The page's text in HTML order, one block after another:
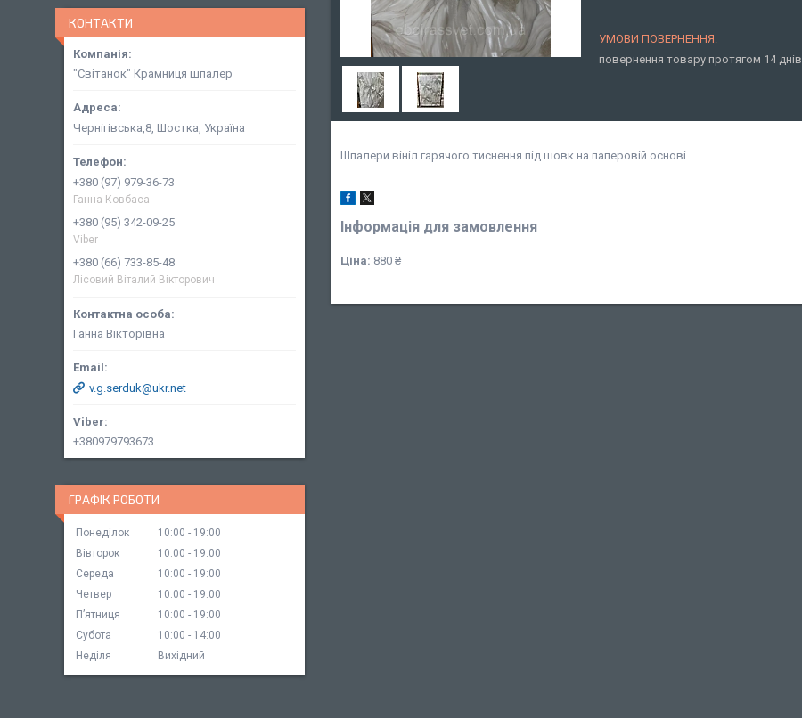
повернення товару протягом 14 днів
Шпалери вініл гарячого тиснення під шовк на паперовій основі
Інформація для замовлення
Ціна: 880 ₴
КОНТАКТИ
"Світанок" Крамниця шпалер
Чернігівська,8, Шостка, Україна
+380 (97) 979-36-73
Ганна Ковбаса
+380 (95) 342-09-25
Viber
+380 (66) 733-85-48
Лісовий Віталий Вікторович
Ганна Вікторівна
v.g.serduk@ukr.net
+380979793673
ГРАФІК РОБОТИ
Понеділок 10:00
19:00
Вівторок
10:00
19:00
Середа
10:00
19:00
Четвер
10:00
19:00
Пʼятниця
10:00
19:00
Субота
10:00
14:00
Неділя
Вихідний